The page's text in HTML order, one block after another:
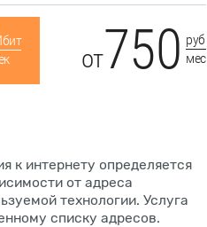
от750 руб
мес
к интернету определяется
от адреса
технологии. Услуга
списку адресов.